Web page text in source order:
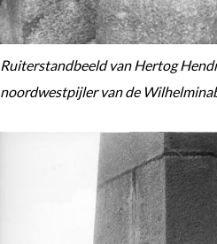
Ruiterstandbeeld van Hertog
noordwestpijler van de